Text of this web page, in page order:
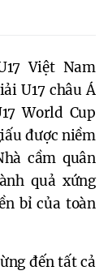
Việt Nam
U17 châu Á
World Cup
được niềm
cầm quân
quả xứng
bỉ của toàn
đến tất cả